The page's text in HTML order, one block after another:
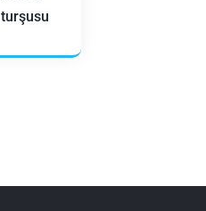
turşusu